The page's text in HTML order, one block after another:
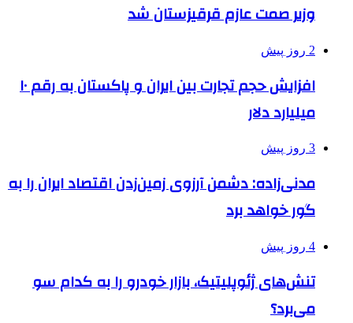
وزیر صمت عازم قرقیزستان شد
2 روز پیش
افزایش حجم تجارت بین ایران و پاکستان به رقم ۱۰
میلیارد دلار
3 روز پیش
مدنی‌زاده: دشمن آرزوی زمین‌زدن اقتصاد ایران را به
گور خواهد برد
4 روز پیش
تنش‌های ژئوپلیتیک، بازار خودرو را به کدام سو
می‌برد؟